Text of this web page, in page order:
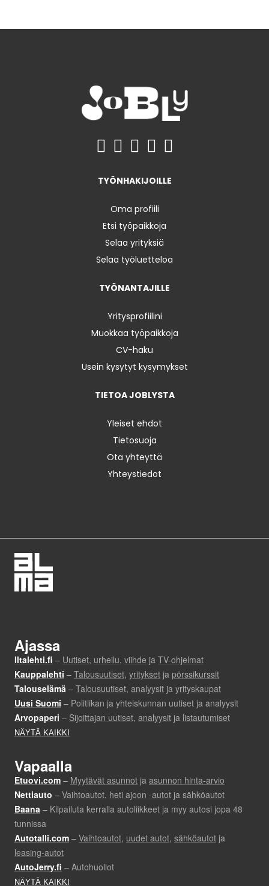
TYÖNHAKIJOILLE
Oma profiili
Etsi työpaikkoja
Selaa yrityksiä
Selaa työluetteloa
TYÖNANTAJILLE
Yritysprofiilini
Muokkaa työpaikkoja
CV-haku
Usein kysytyt kysymykset
TIETOA JOBLYSTA
Yleiset ehdot
Tietosuoja
Ota yhteyttä
Yhteystiedot